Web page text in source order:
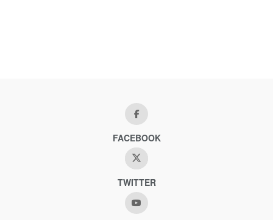
FACEBOOK
TWITTER